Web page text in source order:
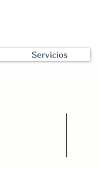
Servicios